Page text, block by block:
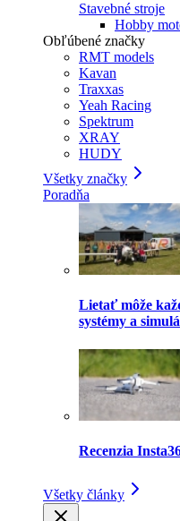
Stavebné stroje
Hobby
Obľúbené značky
RMT models
Kavan
Traxxas
Yeah Racing
Spektrum
XRAY
HUDY
Všetky značky
Poradňa
Lietať môže
systémy a
Recenzia
Všetky články